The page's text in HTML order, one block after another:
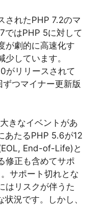
されたPHP 7.2のマ
ではPHP 5に対して
が劇的に高速化す
しています。
がリリースされて
ずつマイナー更新版
きなイベントがあ
あたるPHP 5.6が12
End-of-Life)と
修正も含めてサポ
サポート切れとな
はリスクが伴うた
況です。しかし、